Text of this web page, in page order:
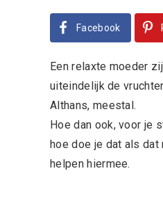
Facebook
Een relaxte moeder
uiteindelijk de
Althans, meestal.
Hoe dan ook, voor je
hoe doe je dat als
helpen hiermee.